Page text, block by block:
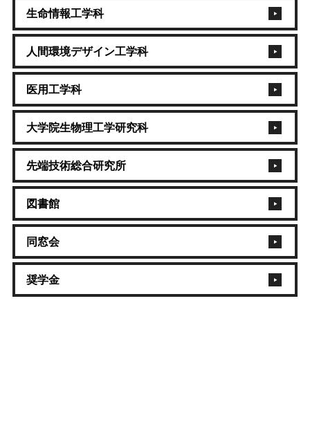
生命情報工学科
人間環境デザイン工学科
医用工学科
大学院生物理工学研究科
先端技術総合研究所
図書館
同窓会
奨学金